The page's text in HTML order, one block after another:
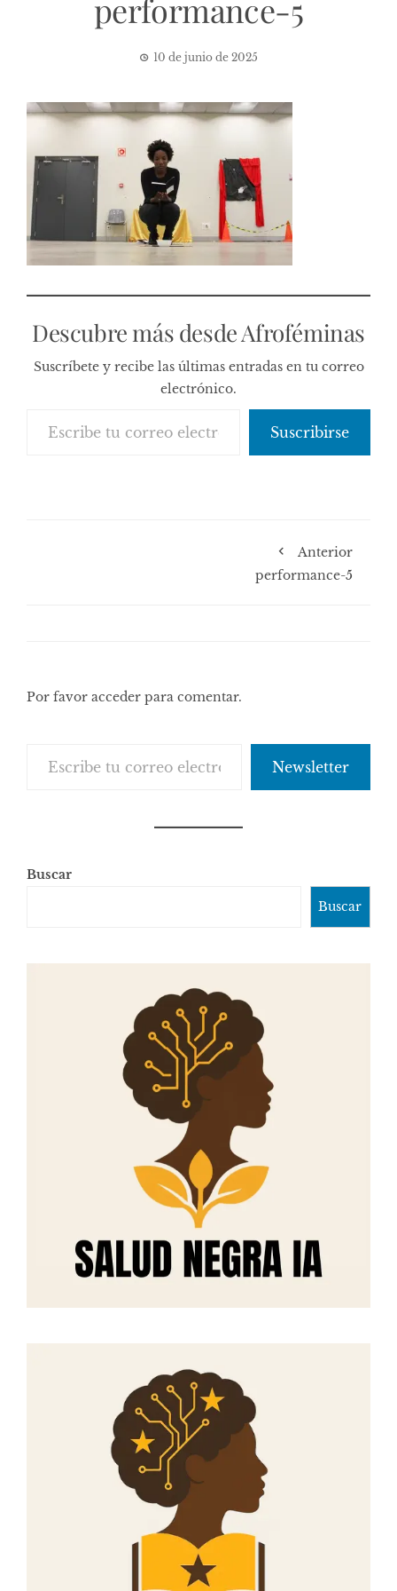
performance-5
10 de junio de 2025
Descubre más desde Afroféminas
Suscríbete y recibe las últimas entradas en tu correo
electrónico.
Suscribirse
Anterior
performance-5
Por favor acceder para comentar.
Newsletter
Buscar
Buscar